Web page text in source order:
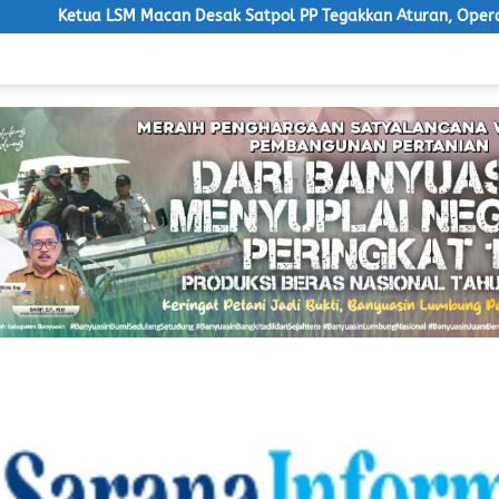
Macan Desak Satpol PP Tegakkan Aturan, Operasional PKS